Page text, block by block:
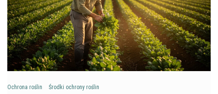
Ochrona roślin Środki ochrony roślin